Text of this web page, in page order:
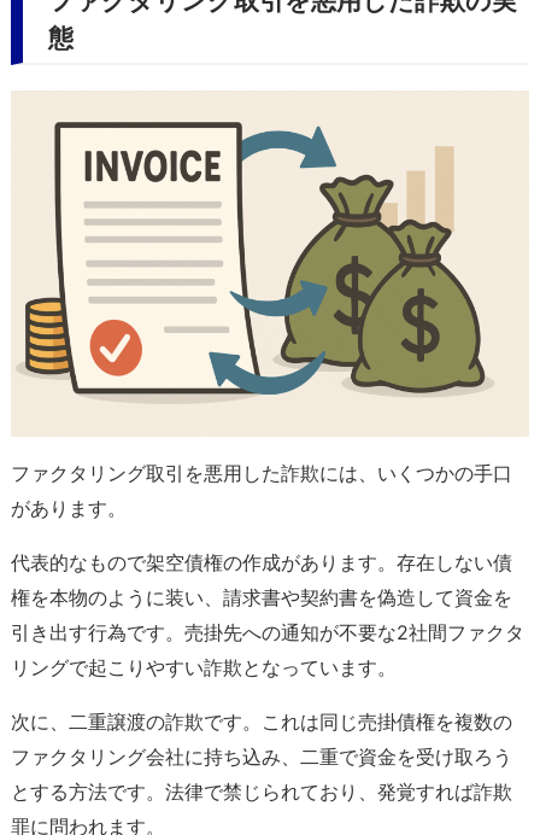
態
ファクタリング取引を悪用した詐欺には、いくつかの手口
があります。
代表的なもので架空債権の作成があります。存在しない債
権を本物のように装い、請求書や契約書を偽造して資金を
引き出す行為です。売掛先への通知が不要な2社間ファクタ
リングで起こりやすい詐欺となっています。
次に、二重譲渡の詐欺です。これは同じ売掛債権を複数の
ファクタリング会社に持ち込み、二重で資金を受け取ろう
とする方法です。法律で禁じられており、発覚すれば詐欺
罪に問われます。